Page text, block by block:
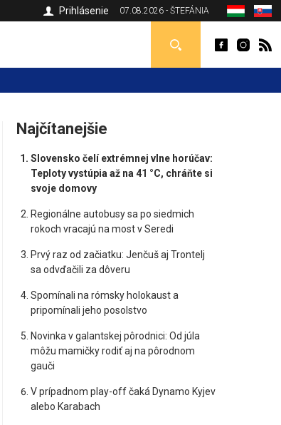
07.08.2026 - ŠTEFÁNIA
Prihlásenie
Najčítanejšie
Slovensko čelí extrémnej vlne horúčav:
Teploty vystúpia až na 41 °C, chráňte si
svoje domovy
Regionálne autobusy sa po siedmich
rokoch vracajú na most v Seredi
Prvý raz od začiatku: Jenčuš aj Trontelj
sa odvďačili za dôveru
Spomínali na rómsky holokaust a
pripomínali jeho posolstvo
Novinka v galantskej pôrodnici: Od júla
môžu mamičky rodiť aj na pôrodnom
gauči
V prípadnom play-off čaká Dynamo Kyjev
alebo Karabach